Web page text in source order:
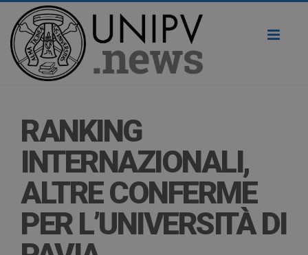
RANKING
INTERNAZIONALI,
ALTRE CONFERME
PER L’UNIVERSITÀ DI